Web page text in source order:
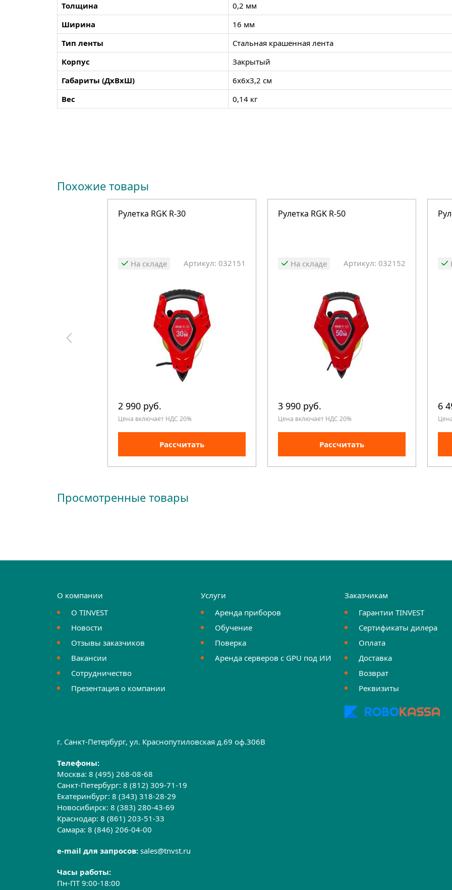
Толщина
0,2 мм
Ширина
16 мм
Тип ленты
Стальная крашенная лента
Корпус
Закрытый
Габариты (ДхВхШ)
6х6х3,2 см
Вес
0,14 кг
Похожие товары
Рулетка RGK R-30
На складе Артикул: 032151
2 990 руб.
Цена включает НДС 20%
Рассчитать
Рулетка RGK R-50
На складе Артикул: 032152
3 990 руб.
Цена включает НДС 20%
Рассчитать
6
Просмотренные товары
О компании
О TINVEST
Новости
Отзывы заказчиков
Вакансии
Сотрудничество
Презентация о компании
Услуги
Аренда приборов
Обучение
Поверка
Аренда серверов с GPU под ИИ
Заказчикам
Гарантии TINVEST
Сертификаты дилера
Оплата
Доставка
Возврат
Реквизиты
г. Санкт-Петербург, ул. Краснопутиловская д.69 оф.306B
Телефоны:
Москва:8 (495) 268-08-68
Санкт-Петербург:8 (812) 309-71-19
Екатеринбург:8 (343) 318-28-29
Новосибирск:8 (383) 280-43-69
Краснодар:8 (861) 203-51-33
Самара:8 (846) 206-04-00
e-mail для запросов:sales@tnvst.ru
Часы работы:
Пн-ПТ 9:00-18:00